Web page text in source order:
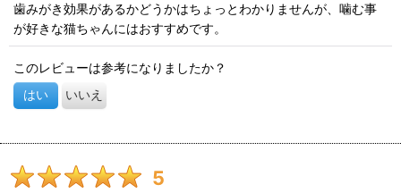
歯みがき効果があるかどうかはちょっとわかりませんが、噛む事
が好きな猫ちゃんにはおすすめです。
このレビューは参考になりましたか？
はい いいえ
5